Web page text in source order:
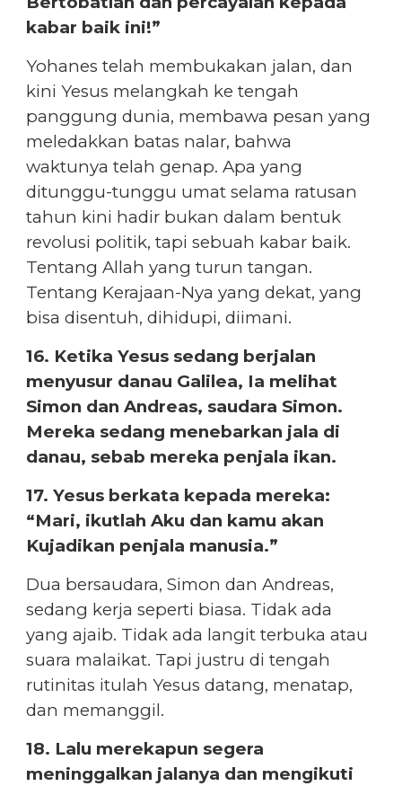
kabar baik ini!”
Yohanes telah membukakan jalan, dan
kini Yesus melangkah ke tengah
panggung dunia, membawa pesan yang
meledakkan batas nalar, bahwa
waktunya telah genap. Apa yang
ditunggu-tunggu umat selama ratusan
tahun kini hadir bukan dalam bentuk
revolusi politik, tapi sebuah kabar baik.
Tentang Allah yang turun tangan.
Tentang Kerajaan-Nya yang dekat, yang
bisa disentuh, dihidupi, diimani.
16. Ketika Yesus sedang berjalan
menyusur danau Galilea, Ia melihat
Simon dan Andreas, saudara Simon.
Mereka sedang menebarkan jala di
danau, sebab mereka penjala ikan.
17. Yesus berkata kepada mereka:
“Mari, ikutlah Aku dan kamu akan
Kujadikan penjala manusia.”
Dua bersaudara, Simon dan Andreas,
sedang kerja seperti biasa. Tidak ada
yang ajaib. Tidak ada langit terbuka atau
suara malaikat. Tapi justru di tengah
rutinitas itulah Yesus datang, menatap,
dan memanggil.
18. Lalu merekapun segera
meninggalkan jalanya dan mengikuti